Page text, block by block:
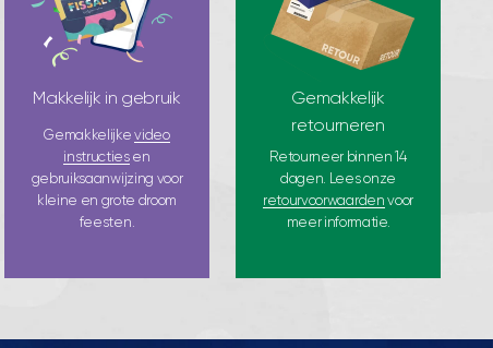
Makkelijk in gebruik
Gemakkelijkevideo
instructiesen
gebruiksaanwijzing voor
kleine en grote droom
feesten.
Gemakkelijk
retourneren
Retourneer binnen 14
dagen. Lees onze
retourvoorwaarden voor
meer informatie.